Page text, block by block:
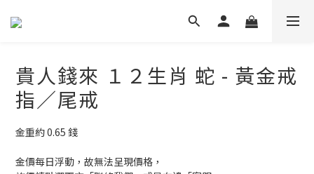
貴人錢來 １２生肖 蛇 - 黃金戒
指／尾戒
金重約 0.65 錢
金價每日浮動，故無法呈現價格，